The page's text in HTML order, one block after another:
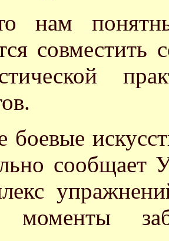
нам
совместить
боевые
сообщает
моменты